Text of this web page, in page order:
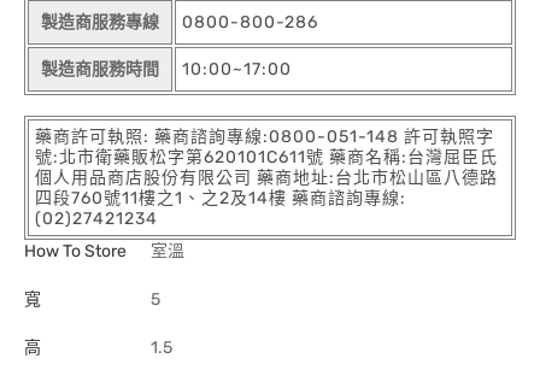
製造商服務專線 0800-800-286
製造商服務時間 10:00~17:00
藥商許可執照: 藥商諮詢專線:0800-051-148 許可執照字
號:北市衛藥販松字第620101C611號 藥商名稱:台灣屈臣氏
個人用品商店股份有限公司 藥商地址:台北市松山區八德路
四段760號11樓之1、之2及14樓 藥商諮詢專線:
(02)27421234
How To Store
室溫
寬 5
高 1.5